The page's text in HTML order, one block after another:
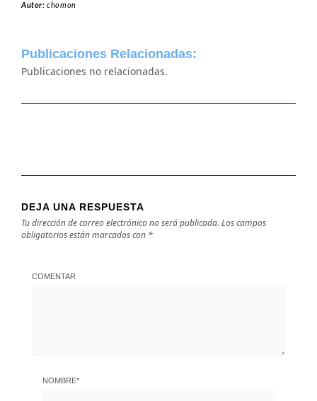
Autor:chomon
Publicaciones Relacionadas:
Publicaciones no relacionadas.
DEJA UNA RESPUESTA
Tu dirección de correo electrónico no será publicada. Los campos
obligatorios están marcados con *
COMENTAR
NOMBRE*